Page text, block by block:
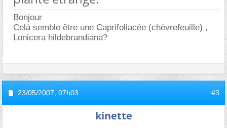
Bonjour
Celà semble être une Caprifoliacée (chèvrefeuille) ,
Lonicera hildebrandiana?
23/05/2007, 07h03 #3
kinette